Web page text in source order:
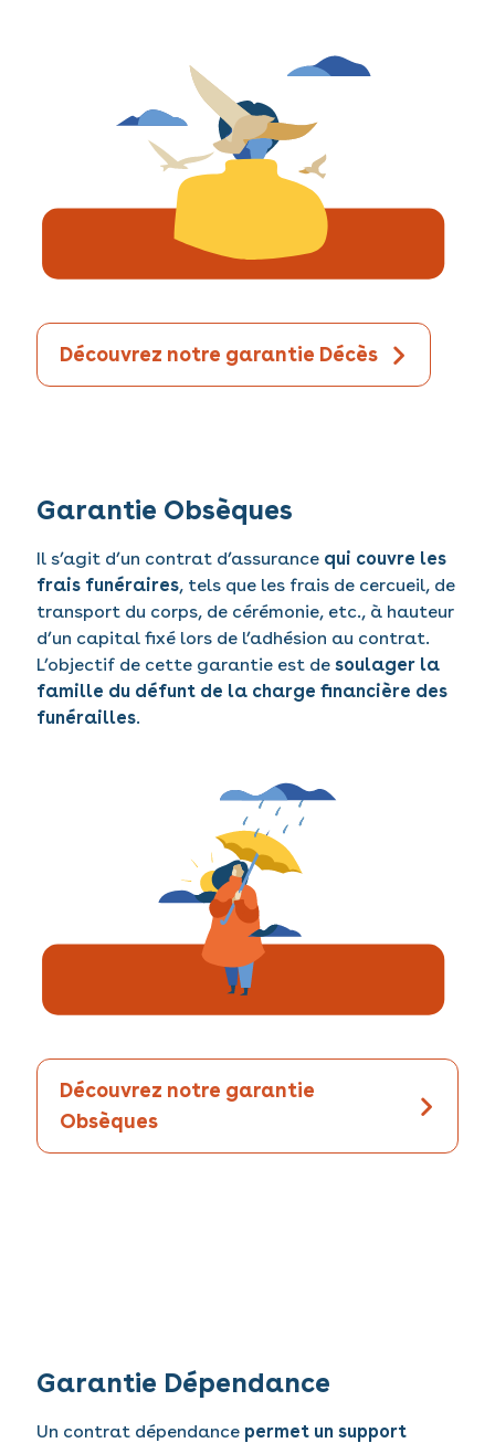
Découvrez notre garantie Décès
Garantie Obsèques
Il s’agit d’un contrat d’assurance qui couvre les
frais funéraires, tels que les frais de cercueil, de
transport du corps, de cérémonie, etc., à hauteur
d’un capital fixé lors de l’adhésion au contrat.
L’objectif de cette garantie est desoulager la
famille du défunt de la charge financière des
funérailles.
Découvrez notre garantie
Obsèques
Garantie Dépendance
Un contrat dépendance permet un support